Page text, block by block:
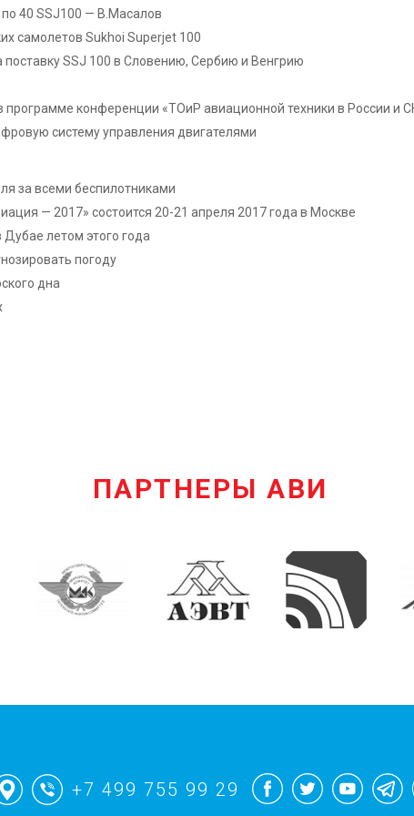
по 40 SSJ100 — В.Масалов
самолетов Sukhoi Superjet 100
SSJ 100 в Словению, Сербию и Венгрию
конференции «ТОиР авиационной техники в России и
систему управления двигателями
за всеми беспилотниками
— 2017» состоится 20-21 апреля 2017 года в Москве
летом этого года
погоду
дна
ПАРТНЕРЫ АВИ
+7 499 755 99 29